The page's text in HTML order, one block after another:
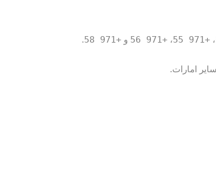
، +971 55 ، +971 56 و +971 58
.
امارات.